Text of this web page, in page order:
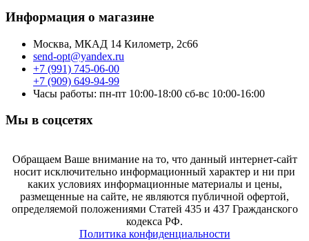
Информация о магазине
Москва, МКАД 14 Километр, 2с66
send-opt@yandex.ru
+7 (991) 745-06-00
+7 (909) 649-94-99
Часы работы: пн-пт 10:00-18:00 сб-вс 10:00-16:00
Мы в соцсетях
Обращаем Ваше внимание на то, что данный интернет-сайт
носит исключительно информационный характер и ни при
каких условиях информационные материалы и цены,
размещенные на сайте, не являются публичной офертой,
определяемой положениями Статей 435 и 437 Гражданского
кодекса РФ.
Политика конфиденциальности